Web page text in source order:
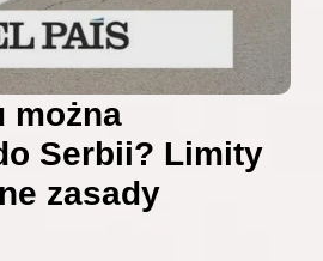
można
Serbii? Limity
zasady